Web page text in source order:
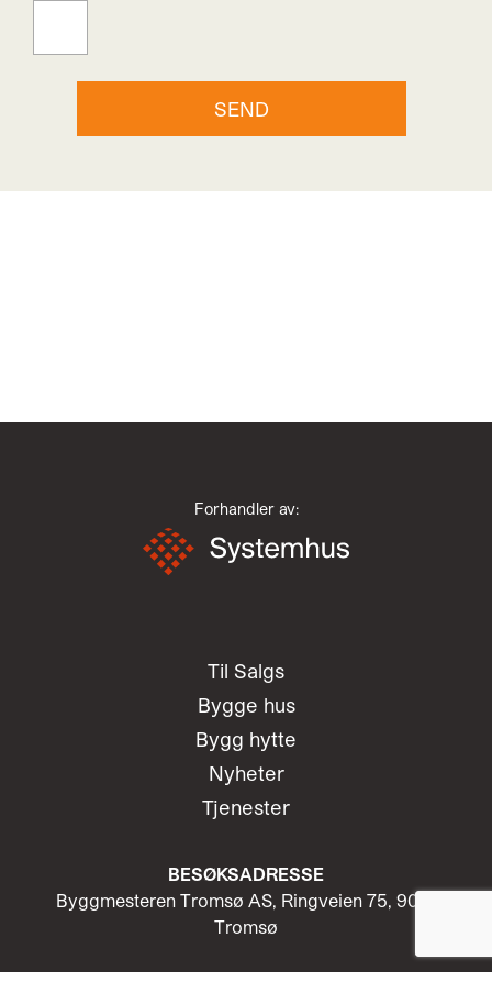
Forhandler av:
Til Salgs
Bygge hus
Bygg hytte
Nyheter
Tjenester
BESØKSADRESSE
Byggmesteren Tromsø AS, Ringveien 75, 9018
Tromsø
Telefon:+47 776 00 062